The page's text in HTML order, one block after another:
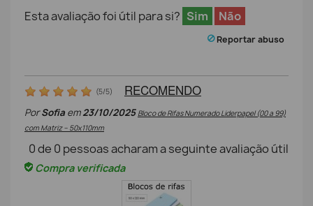
Esta avaliação foi útil para si? Sim Não
Reportar abuso
(5/5) RECOMENDO
PorSofia em23/10/2025 Bloco de Rifas Numerado Liderpapel (00 a 99)
com Matriz – 50x110mm
0de 0 pessoas acharam a seguinte avaliação útil
Compra verificada